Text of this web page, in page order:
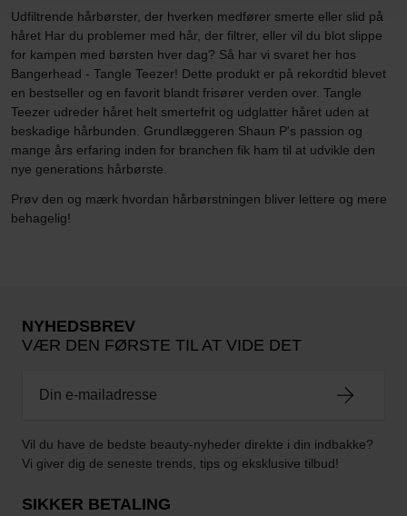
Udfiltrende hårbørster, der hverken medfører smerte eller slid på
håret Har du problemer med hår, der filtrer, eller vil du blot slippe
for kampen med børsten hver dag? Så har vi svaret her hos
Bangerhead - Tangle Teezer! Dette produkt er på rekordtid blevet
en bestseller og en favorit blandt frisører verden over. Tangle
Teezer udreder håret helt smertefrit og udglatter håret uden at
beskadige hårbunden. Grundlæggeren Shaun P's passion og
mange års erfaring inden for branchen fik ham til at udvikle den
nye generations hårbørste.
Prøv den og mærk hvordan hårbørstningen bliver lettere og mere
behagelig!
NYHEDSBREV
VÆR DEN FØRSTE TIL AT VIDE DET
Vil du have de bedste beauty-nyheder direkte i din indbakke?
Vi giver dig de seneste trends, tips og eksklusive tilbud!
SIKKER BETALING